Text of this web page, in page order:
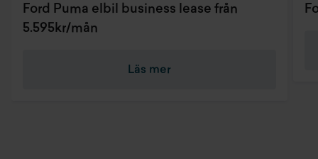
Ford Puma elbil business lease från
5.595kr/mån
Läs mer